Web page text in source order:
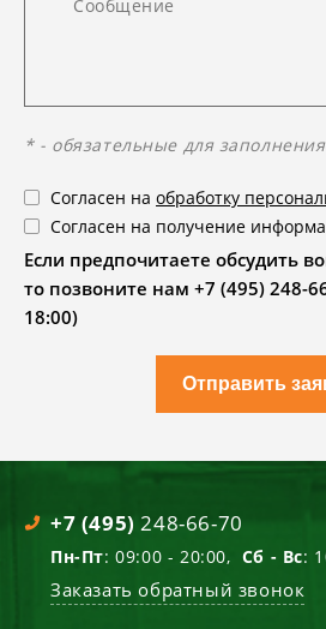
* - обязательные для
Согласен на обработку
Согласен на получение
Если предпочитаете обсудить
то позвоните нам +7 (495) 248-
18:00)
Отправить
+7 (495) 248-66-70
Пн-Пт: 09:00 - 20:00, Сб - Вс:
Заказать обратный звонок